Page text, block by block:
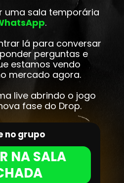
no grupo
NA SALA
uma sala temporária
.
lá para conversar
perguntas e
estamos vendo
mercado agora.
live abrindo o jogo
fase do Drop.